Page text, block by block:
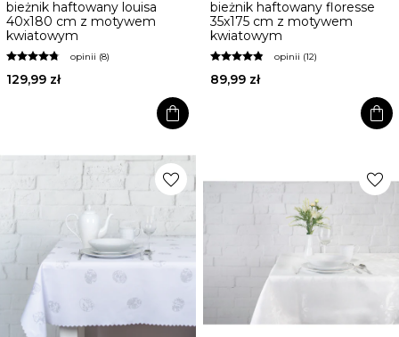
bieżnik haftowany louisa
40x180 cm z motywem
kwiatowym
opinii (8)
129,99 zł
shopping_bag
bieżnik haftowany floresse
35x175 cm z motywem
kwiatowym
opinii (12)
89,99 zł
shopping_bag
favorite favorite